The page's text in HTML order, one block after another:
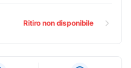
Ritiro non disponibile